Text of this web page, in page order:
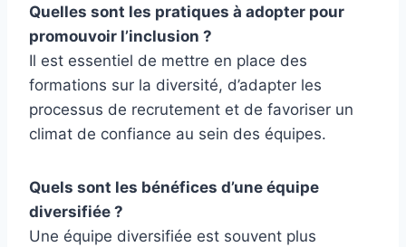
Quelles sont les pratiques à adopter pour
promouvoir l’inclusion ?
Il est essentiel de mettre en place des
formations sur la diversité, d’adapter les
processus de recrutement et de favoriser un
climat de confiance au sein des équipes.
Quels sont les bénéfices d’une équipe
diversifiée ?
Une équipe diversifiée est souvent plus